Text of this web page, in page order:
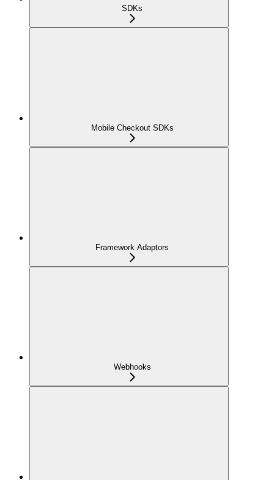
SDKs
Mobile Checkout SDKs
Framework Adaptors
Webhooks